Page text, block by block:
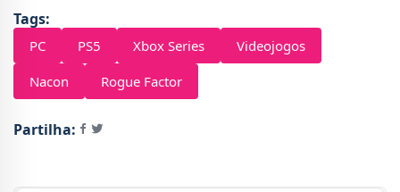
Tags:
PC PS5 Xbox Series
Videojogos
Nacon
Rogue Factor
Partilha: